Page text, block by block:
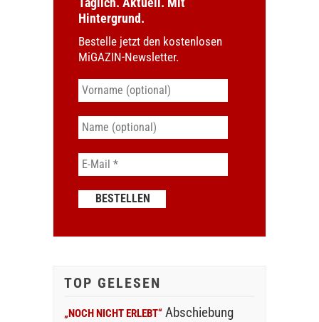
Hintergrund.
Bestelle jetzt den kostenlosen
MiGAZIN-Newsletter.
TOP GELESEN
„NOCH NICHT ERLEBT“ Abschiebung